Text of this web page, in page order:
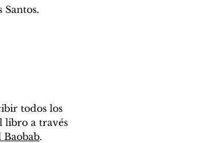
todos los
libro a través
.